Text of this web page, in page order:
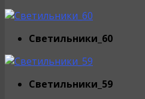
Светильники_60
Светильники_59